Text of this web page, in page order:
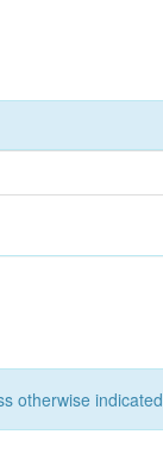
otherwise